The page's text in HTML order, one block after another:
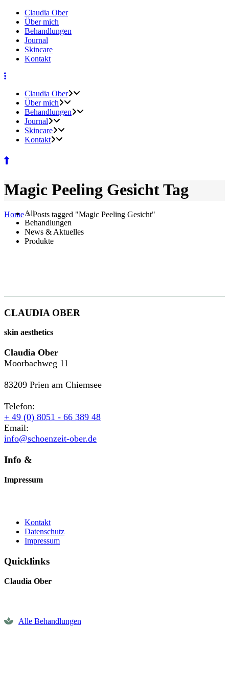
Claudia Ober
Über mich
Behandlungen
Journal
Skincare
Kontakt
Claudia Ober
Über mich
Behandlungen
Journal
Skincare
Kontakt
Magic Peeling Gesicht Tag
Home>Posts tagged "Magic Peeling Gesicht"
All
Behandlungen
News & Aktuelles
Produkte
CLAUDIA OBER
skin aesthetics
Claudia Ober
Moorbachweg 11
83209 Prien am Chiemsee
Telefon:
+ 49 (0) 8051 - 66 389 48
Email:
info@schoenzeit-ober.de
Info &
Impressum
Kontakt
Datenschutz
Impressum
Quicklinks
Claudia Ober
Alle Behandlungen